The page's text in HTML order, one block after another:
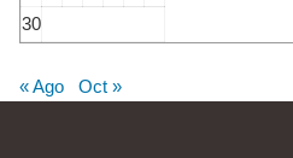
30
« Ago Oct »